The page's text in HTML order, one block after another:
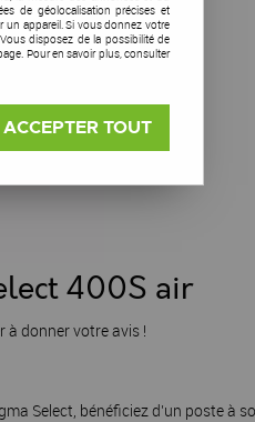
400S air
à donner votre avis !
Select, bénéficiez d’un poste à
de géolocalisation précises et
un appareil. Si vous donnez votre
disposez de la possibilité de
Pour en savoir plus, consulter
ACCEPTER TOUT